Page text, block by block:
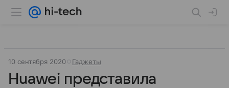
10 сентября 2020 Гаджеты
Huawei представила